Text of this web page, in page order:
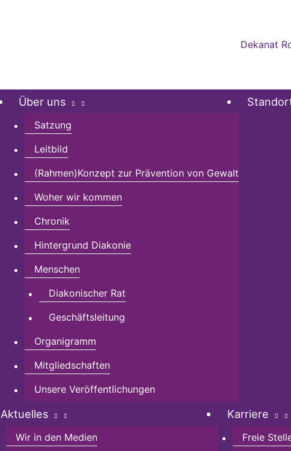
Dekanat
HomeÜber uns
Satzung
Leitbild
(Rahmen)Konzept zur Prävention von Gewalt
Woher wir kommen
Chronik
Hintergrund Diakonie
Menschen
Diakonischer Rat
Geschäftsleitung
Organigramm
Mitgliedschaften
Unsere Veröffentlichungen
Aktuelles
Wir in den Medien
Karriere
Freie